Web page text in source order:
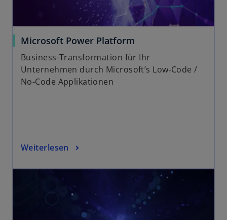
Microsoft Power Platform
Business-Transformation für Ihr
Unternehmen durch Microsoft’s Low-Code /
No-Code Applikationen
Weiterlesen